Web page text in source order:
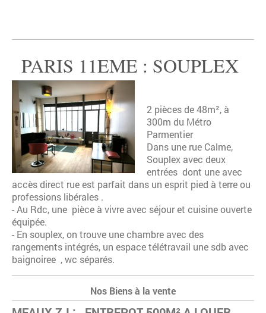
PARIS 11EME : SOUPLEX
2 pièces de 48m², à
300m du Métro
Parmentier
Dans une rue Calme,
Souplex avec deux
entrées dont une avec
accès direct rue est parfait dans un esprit pied à terre ou
professions libérales .
- Au Rdc, une pièce à vivre avec séjour et cuisine ouverte
équipée.
- En souplex, on trouve une chambre avec des
rangements intégrés, un espace télétravail une sdb avec
baignoiree , wc séparés.
Nos Biens à la vente